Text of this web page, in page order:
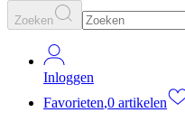
Zoeken
Inloggen
Favorieten,0 artikelen